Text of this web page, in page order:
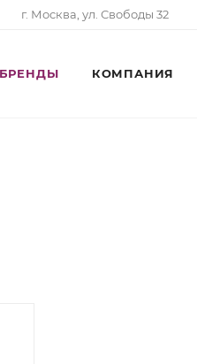
г. Москва, ул. Свободы 32
БРЕНДЫ КОМПАНИЯ